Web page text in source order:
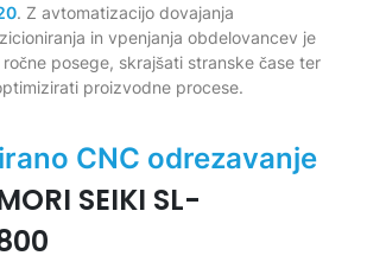
. Z avtomatizacijo dovajanja
in vpenjanja obdelovancev je
posege, skrajšati stranske čase ter
proizvodne procese.
CNC odrezavanje
SEIKI SL-